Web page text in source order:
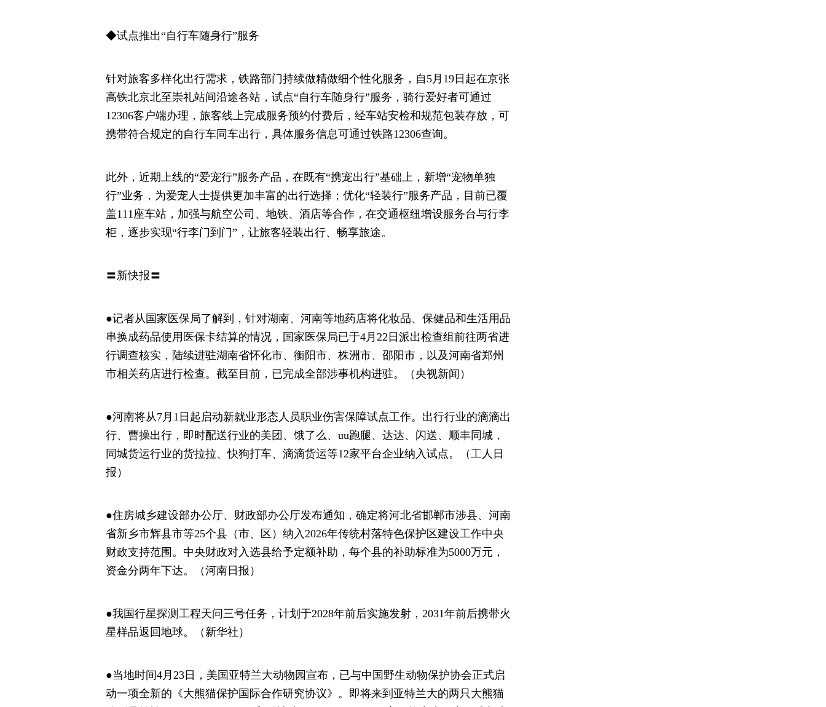
◆试点推出“自行车随身行”服务
针对旅客多样化出行需求，铁路部门持续做精做细个性化服务，自5月19日起在京张
高铁北京北至崇礼站间沿途各站，试点“自行车随身行”服务，骑行爱好者可通过
12306客户端办理，旅客线上完成服务预约付费后，经车站安检和规范包装存放，可
携带符合规定的自行车同车出行，具体服务信息可通过铁路12306查询。
此外，近期上线的“爱宠行”服务产品，在既有“携宠出行”基础上，新增“宠物单独
行”业务，为爱宠人士提供更加丰富的出行选择；优化“轻装行”服务产品，目前已覆
盖111座车站，加强与航空公司、地铁、酒店等合作，在交通枢纽增设服务台与行李
柜，逐步实现“行李门到门”，让旅客轻装出行、畅享旅途。
〓新快报〓
●记者从国家医保局了解到，针对湖南、河南等地药店将化妆品、保健品和生活用品
串换成药品使用医保卡结算的情况，国家医保局已于4月22日派出检查组前往两省进
行调查核实，陆续进驻湖南省怀化市、衡阳市、株洲市、邵阳市，以及河南省郑州
市相关药店进行检查。截至目前，已完成全部涉事机构进驻。（央视新闻）
●河南将从7月1日起启动新就业形态人员职业伤害保障试点工作。出行行业的滴滴出
行、曹操出行，即时配送行业的美团、饿了么、uu跑腿、达达、闪送、顺丰同城，
同城货运行业的货拉拉、快狗打车、滴滴货运等12家平台企业纳入试点。（工人日
报）
●住房城乡建设部办公厅、财政部办公厅发布通知，确定将河北省邯郸市涉县、河南
省新乡市辉县市等25个县（市、区）纳入2026年传统村落特色保护区建设工作中央
财政支持范围。中央财政对入选县给予定额补助，每个县的补助标准为5000万元，
资金分两年下达。（河南日报）
●我国行星探测工程天问三号任务，计划于2028年前后实施发射，2031年前后携带火
星样品返回地球。（新华社）
●当地时间4月23日，美国亚特兰大动物园宣布，已与中国野生动物保护协会正式启
动一项全新的《大熊猫保护国际合作研究协议》。即将来到亚特兰大的两只大熊猫